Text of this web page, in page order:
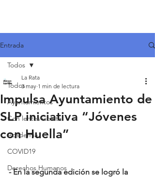
Entrada
Todos
Ayuntamientos
Con lentes violeta
Academia
COVID19
Derechos Humanos
Todos
Impulsa Ayuntamiento de
SLP iniciativa “Jóvenes
con Huella”
La Rata
3 may 1 min de lectura
- En la segunda edición se logró la